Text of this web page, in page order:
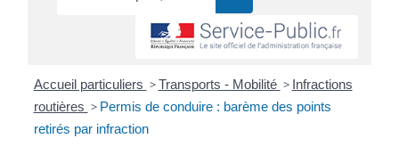
Accueil particuliers > Transports - Mobilité > Infractions
routières > Permis de conduire : barème des points
retirés par infraction